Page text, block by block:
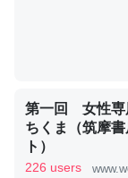
ずキチンを強
─ニュース :: 【研
これを元に考え
第一回 女性専
ちくま（筑摩
ト）
226 users